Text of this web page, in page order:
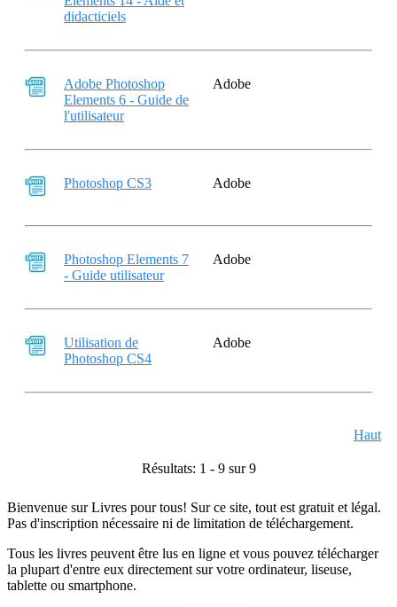
didacticiels
Adobe Photoshop
Elements 6 - Guide de
l'utilisateur
Adobe
Photoshop CS3 Adobe
Photoshop Elements 7
- Guide utilisateur
Adobe
Utilisation de
Photoshop CS4
Adobe
Haut
Résultats: 1 - 9 sur 9
Bienvenue sur Livres pour tous! Sur ce site, tout est gratuit et légal.
Pas d'inscription nécessaire ni de limitation de téléchargement.
Tous les livres peuvent être lus en ligne et vous pouvez télécharger
la plupart d'entre eux directement sur votre ordinateur, liseuse,
tablette ou smartphone.